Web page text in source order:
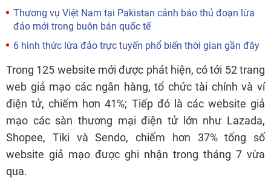
Thương vụ Việt Nam tại Pakistan cảnh báo thủ đoạn lừa
đảo mới trong buôn bán quốc tế
6 hình thức lừa đảo trực tuyến phổ biến thời gian gần đây
Trong 125 website mới được phát hiện, có tới 52 trang
web giả mạo các ngân hàng, tổ chức tài chính và ví
điện tử, chiếm hơn 41%; Tiếp đó là các website giả
mạo các sàn thương mại điện tử lớn như Lazada,
Shopee, Tiki và Sendo, chiếm hơn 37% tổng số
website giả mạo được ghi nhận trong tháng 7 vừa
qua.